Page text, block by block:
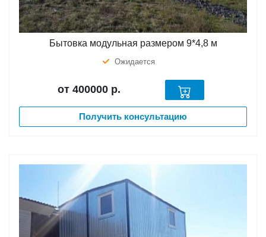
Бытовка модульная размером 9*4,8 м
Ожидается
от 400000 р.
Получить консультацию